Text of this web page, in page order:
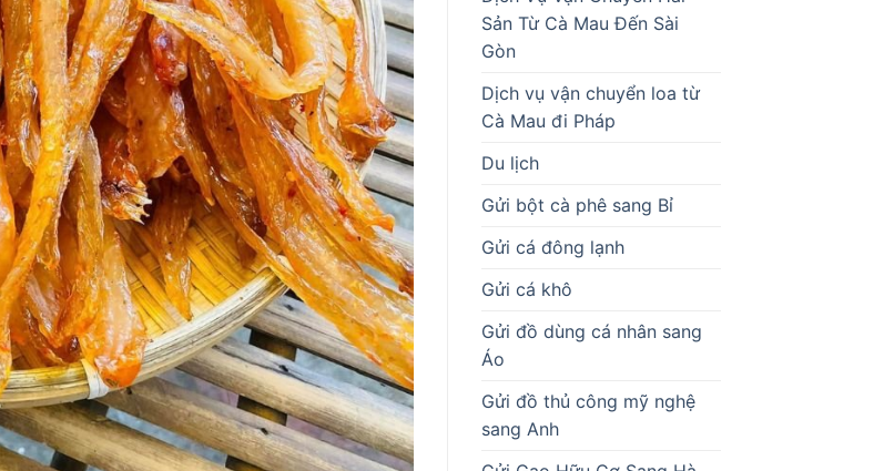
Sản Từ Cà Mau Đến Sài
Gòn
Dịch vụ vận chuyển loa từ
Cà Mau đi Pháp
Du lịch
Gửi bột cà phê sang Bỉ
Gửi cá đông lạnh
Gửi cá khô
Gửi đồ dùng cá nhân sang
Áo
Gửi đồ thủ công mỹ nghệ
sang Anh